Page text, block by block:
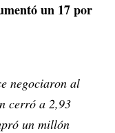
un 17 por
negociaron al
cerró a 2,93
un millón